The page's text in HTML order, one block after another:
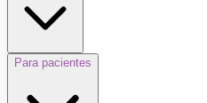
Para pacientes